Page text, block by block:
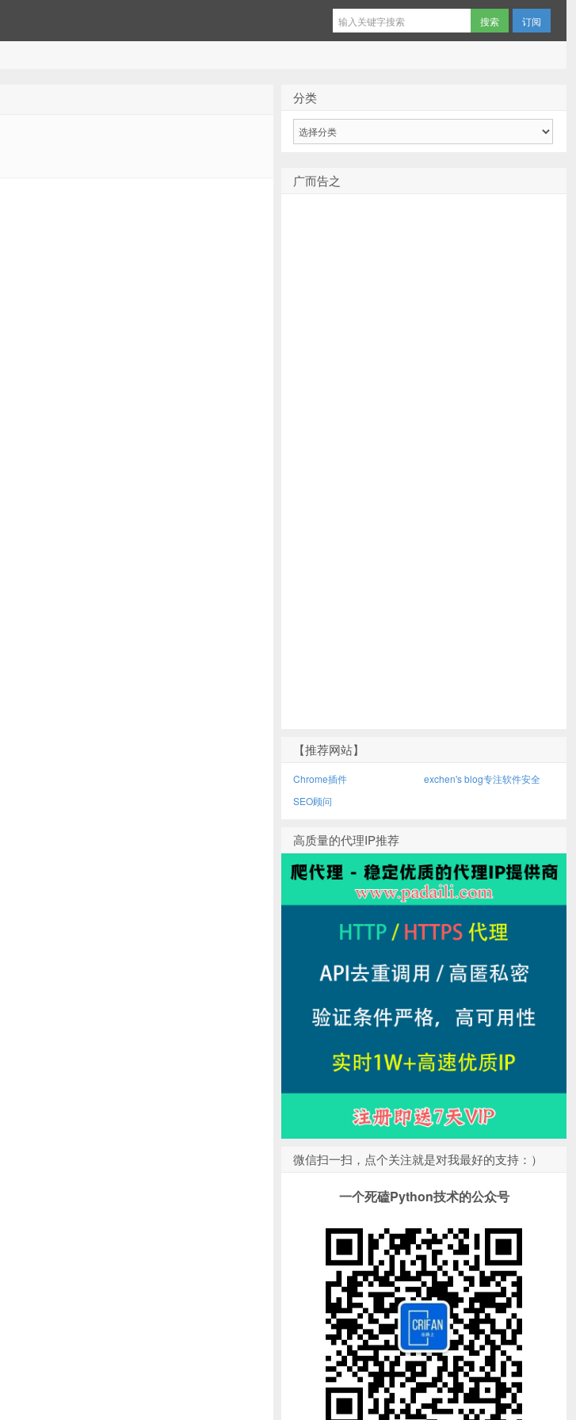
订阅
分类
广而告之
【推荐网站】
Chrome插件
exchen's blog专注软件安全
SEO顾问
高质量的代理IP推荐
微信扫一扫，点个关注就是对我最好的支持：）
一个死磕Python技术的公众号